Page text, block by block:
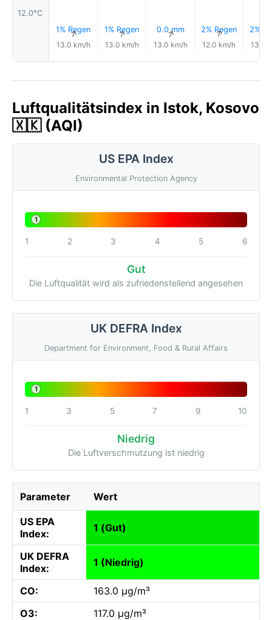
12.0°C
1% Regen
↑
13.0 km/h
1% Regen
↑
13.0 km/h
0.0 mm
↑
13.0 km/h
2% Regen
↑
12.0 km/h
2%
13.0
Luftqualitätsindex in Istok, Kosovo
🇽🇰 (AQI)
US EPA Index
Environmental Protection Agency
1
1 2 3 4 5 6
Gut
Die Luftqualität wird als zufriedenstellend angesehen
UK DEFRA Index
Department for Environment, Food & Rural Affairs
1
1 3 5 7 9 10
Niedrig
Die Luftverschmutzung ist niedrig
Parameter Wert
US EPA
Index:
1 (Gut)
UK DEFRA
Index:
1 (Niedrig)
CO:
163.0 µg/m³
O3:
117.0 µg/m³